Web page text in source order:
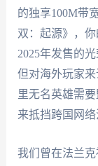
的独享100M带
双：起源》，
2025年发售的
但对海外玩家
里无名英雄需
来抵挡跨国网络
我们曾在法兰